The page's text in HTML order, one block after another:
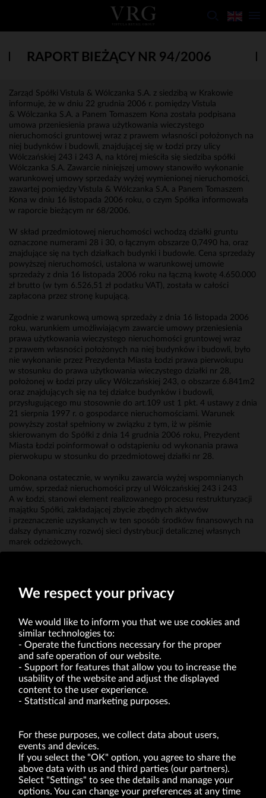
RAPORT BIEŻĄCY NR 94/2006
Zarząd Spółki Vistula & Wólczanka S.A. z siedzibą w Krakowie
informuje, że w dniu 22 grudnia 2006 r. pomiędzy Vistula
& Wólczanka S.A. a Panem Tomaszem Kona została podpisana
umowa przeniesienia prawa użytkowania wieczystego
nieruchomości gruntowej wraz z prawem własności położonych na
niej budynków i budowli, znajdującej się w Łodzi przy ulicy
Wólczańskiej 243 i 243 A, na której mieściła się siedziba spółki
Wólczanka S.A. Zawarcie niniejszej umowy stanowiło wykonanie
warunkowej umowy sprzedaży wyżej wymienionej nieruchomości,
zawartej pomiędzy Vistula & Wólczanka S.A. a Panem Tomaszem
Kona w dniu 16 listopada 2006 roku, o czym Spółka informowała
w raporcie bieżącym nr 68/2006.
W skład przedmiotowej nieruchomości wchodzą działki gruntu
oznaczone numerami 28 i 30, o łącznym obszarze 0,7490 ha, oraz
znajdujące się na tych działkach budynki i budowle. Cena sprzedaży
powyższej nieruchomości, ustalona w warunkowej umowie
sprzedaży z dnia 16 listopada 2006 roku na łączną kwotę 4.650.000
zł brutto (w tym 6.526,51 zł podatku VAT), została w całości
zapłacona przez stronę kupującą.
Zgodnie z warunkową umową sprzedaży z dnia 16 listopada 2006
roku, warunkiem umożliwiającym zawarcie umowy przeniesienia
prawa użytkowania wieczystego nieruchomości gruntowej wraz
z prawem własności położonych na niej budynków i budowli, było
nie wykonanie przez Prezydenta Miasta Łodzi prawa pierwokupu
w stosunku do prawa użytkowania wieczystego działki nr 28,
położonej w Łodzi przy ulicy Wólczańskiej 243, o obszarze 6.841m2
oraz znajdujących się na tej działce budynków i budowli,
przysługującego mu stosownie do art.109 ust 1 pkt. 4 ustawy z dnia
21 sierpnia 1997 r. o gospodarce nieruchomościami. Warunek
powyższy został spełniony w związku z tym, iż w piśmie
skierowanym do Spółki z dnia 14 grudnia 2006 roku, Prezydent
Miasta Łodzi poinformował o odstąpieniu od wykonania prawa
pierwokupu w stosunku do przedmiotowej działki nr 28.
Dokonana ostatecznie, w wyniku zawarcia wyżej wspomnianych
umów, sprzedaż nieruchomości przy ul Wólczańskiej 243 i 243
A w Łodzi, stanowi element realizowanego procesu restrukturyzacji
majątku Spółki, zakładającej zbycie zbędnych aktywów
i przeznaczenie uzyskanych w ten sposób środków finansowych na
dalszy dynamiczny rozwój sieci dystrybucji detalicznej własnych
marek odzieżowych.
VRG S.A. | 10 Pilotów Street | 31-462 Kraków
Tax Identification Number: 675-000-03-61
District Court for Kraków-Śródmieście in Kraków
XI Economic Department of the National Court Register number 0000047082
of act of 8.03.2013 on combating excessive late payment in commercial transactions
(Journal of Laws of 2019, item 118 as amended).
BRANDS
We respect your privacy
We would like to inform you that we use cookies and
similar technologies to:
Operate the functions necessary for the proper
and safe operation of our website.
Support for features that allow you to increase the
usability of the website and adjust the displayed
content to the user experience.
Statistical and marketing purposes.
For these purposes, we collect data about users,
events and devices.
If you select the "OK" option, you agree to share the
above data with us and third parties (our partners).
Select "Settings" to see the details and manage your
options. You can change your preferences at any time